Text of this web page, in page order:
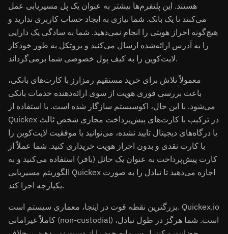
هستند. این پلتفرم‌ها بیشتر به عنوان یک پل مسیریابی عمل
می‌کنند تا یک بانک. شما نیازی به ایجاد حساب کاربری ندارید و
هیچ‌گونه احراز هویتی را انجام نمی‌دهید. شما به سادگی یک دارایی
را به آدرس ارائه‌شده ارسال می‌کنید و پروتکل به طور خودکار
لایت‌کوین را به کیف پول خصوصی شما برمی‌گرداند.
معمولاً تلاش برای خرید مستقیم رمزارز با کارت‌های بانکی،
باعث بررسی فوری هویت از سوی ارائه‌دهنده خدمات بانکی
می‌شود. با این حال، اکوسیستم سازگار شده است. با استفاده از
Quickex در ترکیب با کارت‌های پیش‌پرداخت مجازی شخص ثالث
یا درگاه‌های دیجیتال تایید نشده، می‌توانید با موفقیت لایت‌کوین را
با کارت نقدی و بدون احراز هویت خریداری کنید. شما عملاً از
کارت پیش‌پرداخت به عنوان یک حائل (بافر) استفاده می‌کنید و به
الگوریتم مسیریابی Quickex اجازه می‌دهید تا تبادل را به صورت
یکپارچه اجرا کند.
بزرگترین نقطه قوت در اینجا، معماری سیستم است. Quickex.io
کاملاً غیرامانی (non-custodial) است. شما هرگز در طول تبادل،